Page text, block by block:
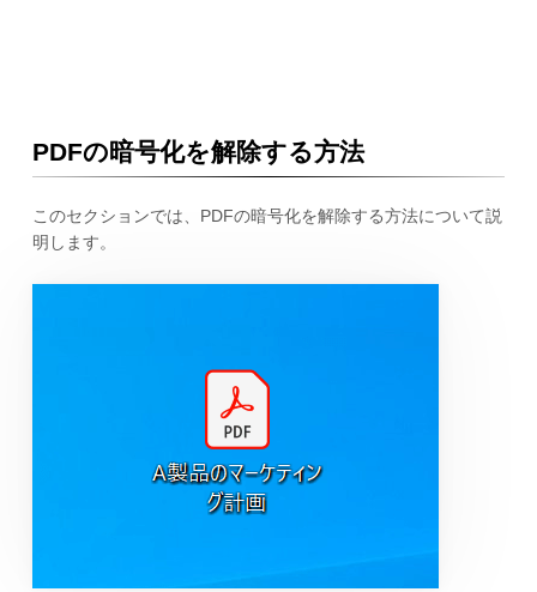
PDFの暗号化を解除する方法
このセクションでは、PDFの暗号化を解除する方法について説
明します。